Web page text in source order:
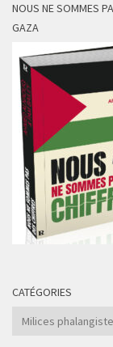
NOUS NE SOMMES
GAZA
CATÉGORIES
Catégories